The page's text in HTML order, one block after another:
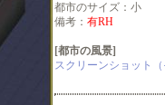
都市のサイズ：小
備考： 有RH
[都市の風景]
スクリーンショット（